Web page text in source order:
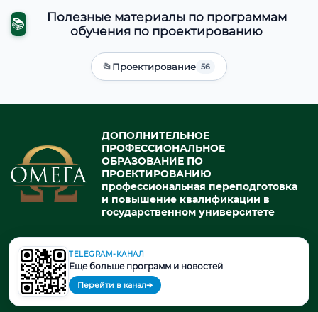
📚
Полезные материалы по программам
обучения по проектированию
📂Проектирование 56
ДОПОЛНИТЕЛЬНОЕ
ПРОФЕССИОНАЛЬНОЕ
ОБРАЗОВАНИЕ ПО
ПРОЕКТИРОВАНИЮ
профессиональная переподготовка
и повышение квалификации в
государственном университете
© 2026. При использовании материалов портала активная ссылка
на источник обязательна.
TELEGRAM-КАНАЛ
Еще больше программ и новостей
Перейти в канал➔